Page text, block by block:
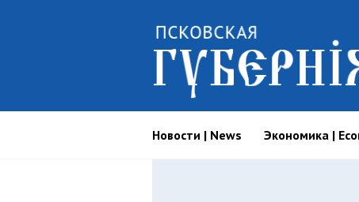
Новости | News Экономика |